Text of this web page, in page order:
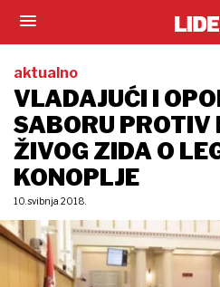
aktualno
VLADAJUĆI I
SABORU PROTIV
ŽIVOG ZIDA O
KONOPLJE
10. svibnja 2018.